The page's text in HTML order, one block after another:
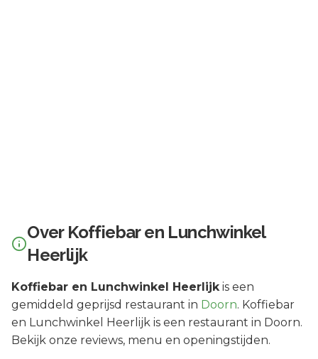
Over Koffiebar en Lunchwinkel
Heerlijk
Koffiebar en Lunchwinkel Heerlijkis een
gemiddeld geprijsd restaurant in Doorn. Koffiebar
en Lunchwinkel Heerlijk is een restaurant in Doorn.
Bekijk onze reviews, menu en openingstijden.